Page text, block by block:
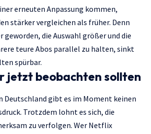
erneuten Anpassung kommen,
stärker vergleichen als früher. Denn
die Auswahl größer und die
teure Abos parallel zu halten, sinkt
spürbar.
jetzt beobachten sollten
Deutschland gibt es im Moment keinen
Trotzdem lohnt es sich, die
zu verfolgen. Wer Netflix